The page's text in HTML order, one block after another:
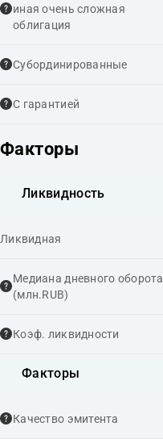
иная очень сложная
облигация
Cубординированные
С гарантией
Факторы
Ликвидность
Ликвидная
Медиана дневного оборота
(млн.RUB)
Коэф. ликвидности
Факторы
Качество эмитента